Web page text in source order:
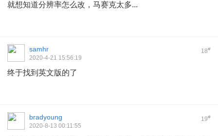
就想知道分辨率怎么改，马赛克太多...
18#
samhr
2020-4-21 15:56:19
终于找到英文版的了
19#
bradyoung
2020-8-13 00:11:55